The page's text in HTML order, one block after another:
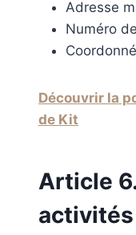
Adresse
Numéro
Découvrir la
de Kit
Article